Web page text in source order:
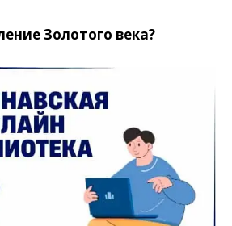
Золотого века?